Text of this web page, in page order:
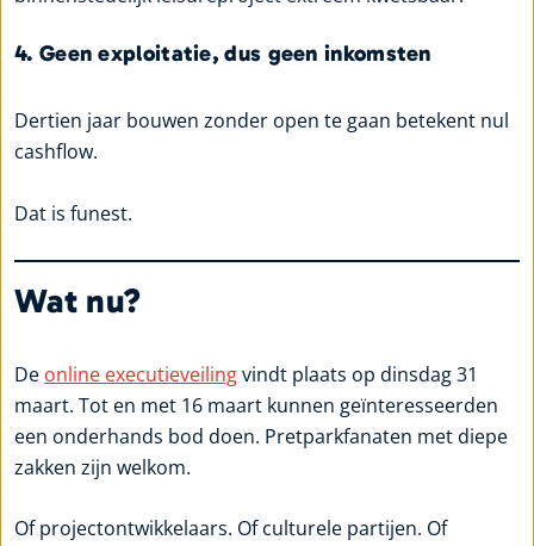
4. Geen exploitatie, dus geen inkomsten
Dertien jaar bouwen zonder open te gaan betekent nul
cashflow.
Dat is funest.
Wat nu?
De online executieveilingvindt plaats op dinsdag 31
maart. Tot en met 16 maart kunnen geïnteresseerden
een onderhands bod doen. Pretparkfanaten met diepe
zakken zijn welkom.
Of projectontwikkelaars. Of culturele partijen. Of